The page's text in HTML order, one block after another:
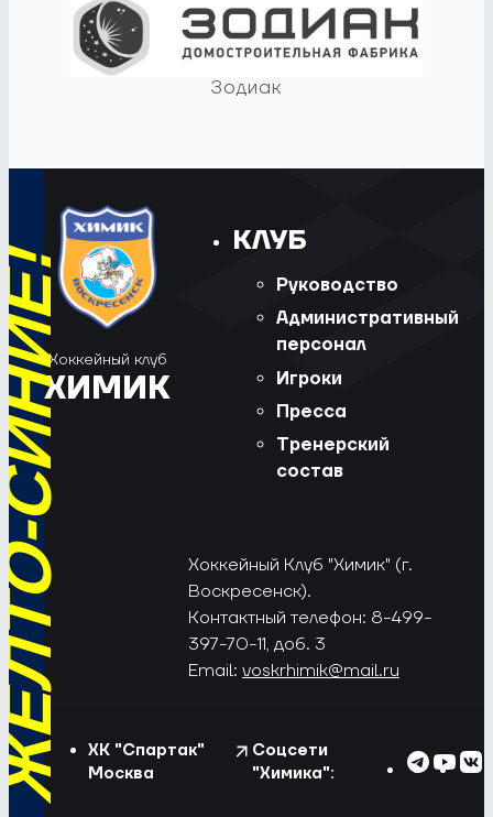
Зодиак
Хоккейный клуб
ХИМИК
КЛУБ
Руководство
Административный
персонал
Игроки
Пресса
Тренерский
состав
Хоккейный Клуб "Химик" (г.
Воскресенск).
Контактный телефон: 8-499-
397-70-11, доб. 3
Email: voskrhimik@mail.ru
ХК "Спартак"
Москва
Соцсети
"Химика":